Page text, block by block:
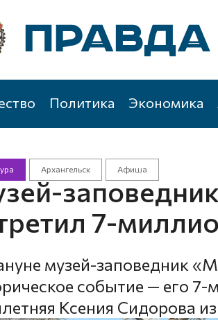
Политика Экономика
Архангельск Афиша
7-
музей-заповедник
событие — его
Ксения Сидорова